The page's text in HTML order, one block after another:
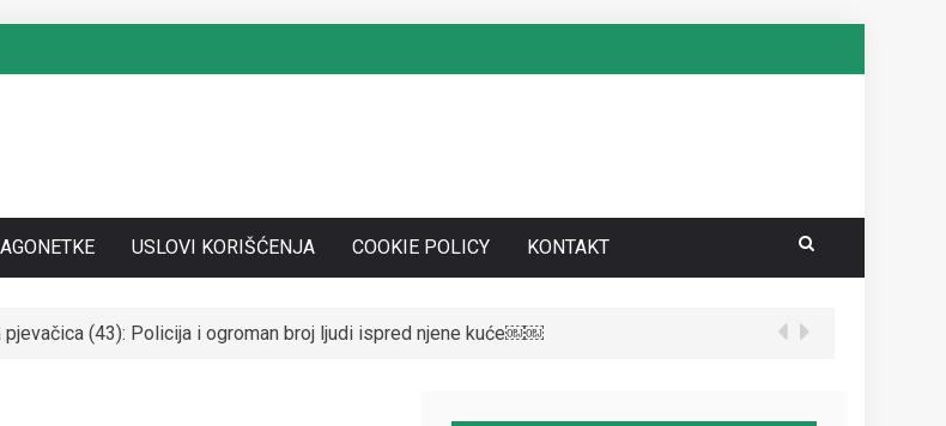
USLOVI KORIŠĆENJA COOKIE POLICY KONTAKT
GROFA I NAPUSTILA SRBIJU: Čekajte da vidite kako danas izgleda￼